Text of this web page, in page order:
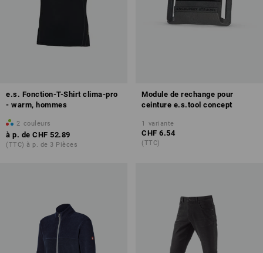
e.s. Fonction-T-Shirt clima-pro
- warm, hommes
2 couleurs
à p. de CHF 52.89
(TTC) à p. de 3 Pièces
Module de rechange pour
ceinture e.s.tool concept
1 variante
CHF 6.54
(TTC)